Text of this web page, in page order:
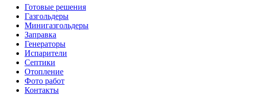
Готовые решения
Газгольдеры
Минигазгольдеры
Заправка
Генераторы
Испарители
Септики
Отопление
Фото работ
Контакты